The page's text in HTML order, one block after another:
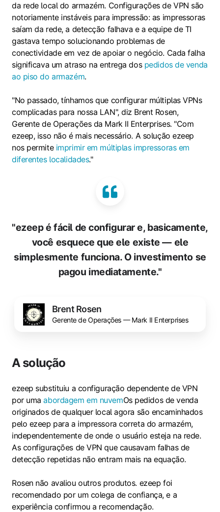
da rede local do armazém. Configurações de VPN são
notoriamente instáveis para impressão: as impressoras
saíam da rede, a detecção falhava e a equipe de TI
gastava tempo solucionando problemas de
conectividade em vez de apoiar o negócio. Cada falha
significava um atraso na entrega dos pedidos de venda
ao piso do armazém.
"No passado, tínhamos que configurar múltiplas VPNs
complicadas para nossa LAN", diz Brent Rosen,
Gerente de Operações da Mark II Enterprises. "Com
ezeep, isso não é mais necessário. A solução ezeep
nos permite imprimir em múltiplas impressoras em
diferentes localidades."
"ezeep é fácil de configurar e, basicamente,
você esquece que ele existe — ele
simplesmente funciona. O investimento se
pagou imediatamente."
Brent Rosen
Gerente de Operações — Mark II Enterprises
A solução
ezeep substituiu a configuração dependente de VPN
por umaabordagem em nuvemOs pedidos de venda
originados de qualquer local agora são encaminhados
pelo ezeep para a impressora correta do armazém,
independentemente de onde o usuário esteja na rede.
As configurações de VPN que causavam falhas de
detecção repetidas não entram mais na equação.
Rosen não avaliou outros produtos. ezeep foi
recomendado por um colega de confiança, e a
experiência confirmou a recomendação.